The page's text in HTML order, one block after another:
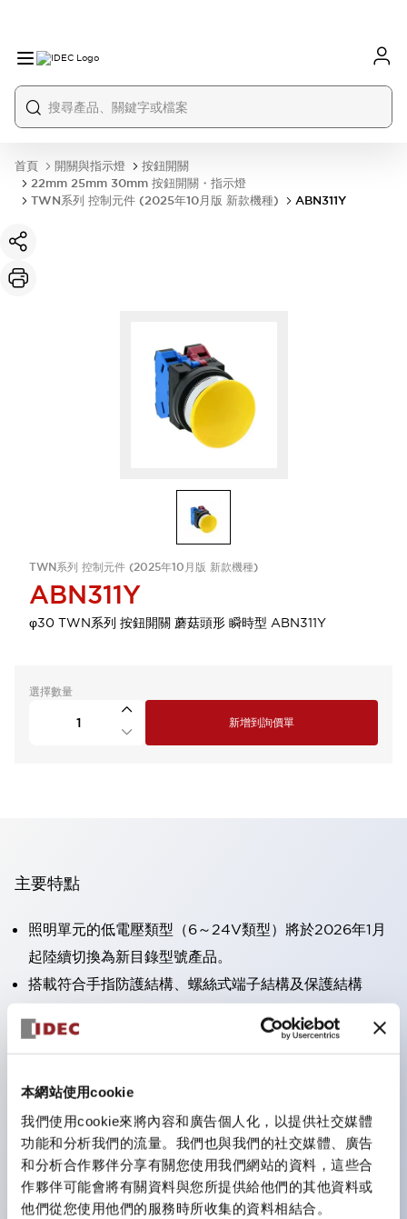
本網站使用cookie
我們使用cookie來將內容和廣告個人化，以提供社交媒體
功能和分析我們的流量。我們也與我們的社交媒體、廣告
和分析合作夥伴分享有關您使用我們網站的資料，這些合
作夥伴可能會將有關資料與您所提供給他們的其他資料或
他們從您使用他們的服務時所收集的資料相結合。
首頁 開關與指示燈
按鈕開關
22mm 25mm 30mm 按鈕開關・指示燈
TWN系列 控制元件 (2025年10月版 新款機種)
ABN311Y
TWN系列 控制元件 (2025年10月版 新款機種)
ABN311Y
φ30 TWN系列 按鈕開關 蘑菇頭形 瞬時型 ABN311Y
選擇數量
新增到詢價單
主要特點
照明單元的低電壓類型（6～24V類型）將於2026年1月
起陸續切換為新目錄型號產品。
搭載符合手指防護結構、螺絲式端子結構及保護結構
可搭載高電壓類型的LED燈泡，直接型的額定使用電壓
一顆LED燈泡（LSRD燈泡）即可表現六種顏色。過去分
別為每種顏色設計的LED燈泡，現在可用一顆單色LED
燈泡來表現各種顏色。
主要機種具備UL、CSA認證及符合EN標準。